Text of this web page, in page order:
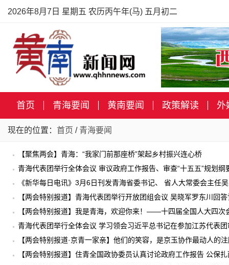
2026年8月7日 星期五 农历丙午年(马) 五月初二
首页 青海要闻 黄南要闻 政策解读 外
现在的位置： 首页 / 青海要闻
【聚焦两会】青海：“我家门前那座桥”架起乡村振兴连心桥
青海代表团举行全体会议 审议政府工作报告、审查“十五五”规划纲
《新华每日电讯》3月6日刊发青海省委书记、 省人大常委会主任
色的高质量发展之路
【两会特别报道】青海代表团举行开放团组会议 吴晓军罗东川回
【两会特别报道】我是青海，欢迎你来！——十四届全国人大四次
青海代表团举行全体会议 学习领会习近平总书记在参加江苏代表
【两会特别报道·京青一家亲】他们的笑容，是京玉协作最动人的
【两会特别报道】住青全国政协委员认真讨论政府工作报告 公保